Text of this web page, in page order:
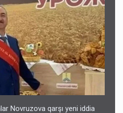
Novruzova qarşı yeni iddia